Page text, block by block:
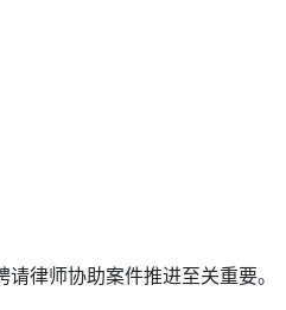
律师协助案件推进至关重要。